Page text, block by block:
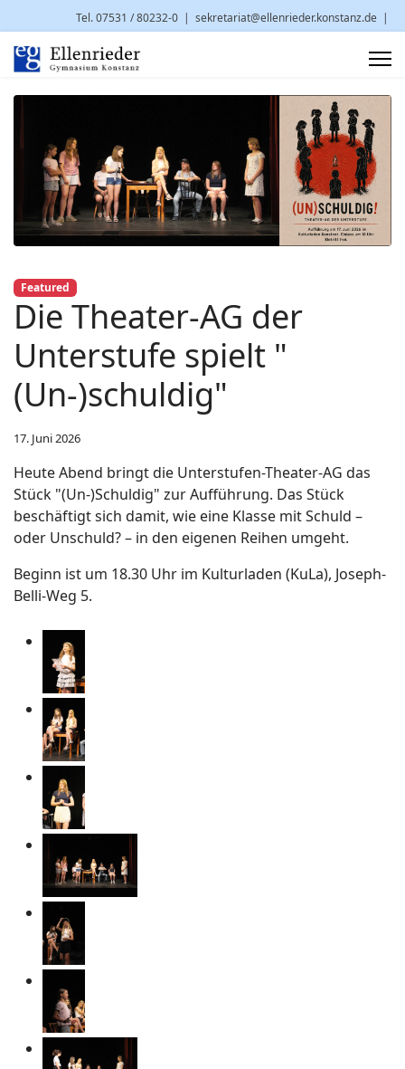
Tel. 07531 / 80232-0 | sekretariat@ellenrieder.konstanz.de |
Brauneggerstr. 29 | 78462 Konstanz
Featured
Die Theater-AG der
Unterstufe spielt "
(Un-)schuldig"
17. Juni 2026
Heute Abend bringt die Unterstufen-Theater-AG das
Stück "(Un-)Schuldig" zur Aufführung. Das Stück
beschäftigt sich damit, wie eine Klasse mit Schuld –
oder Unschuld? – in den eigenen Reihen umgeht.
Beginn ist um 18.30 Uhr im Kulturladen (KuLa), Joseph-
Belli-Weg 5.